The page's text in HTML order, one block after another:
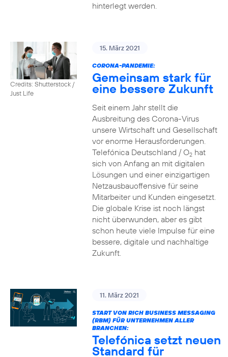
hinterlegt werden.
Credits: Shutterstock /
Just Life
15. März 2021
CORONA-PANDEMIE:
Gemeinsam stark für
eine bessere Zukunft
Seit einem Jahr stellt die
Ausbreitung des Corona-Virus
unsere Wirtschaft und Gesellschaft
vor enorme Herausforderungen.
Telefónica Deutschland / O2hat
sich von Anfang an mit digitalen
Lösungen und einer einzigartigen
Netzausbauoffensive für seine
Mitarbeiter und Kunden eingesetzt.
Die globale Krise ist noch längst
nicht überwunden, aber es gibt
schon heute viele Impulse für eine
bessere, digitale und nachhaltige
Zukunft.
11. März 2021
START VON RICH BUSINESS MESSAGING
(RBM) FÜR UNTERNEHMEN ALLER
BRANCHEN:
Telefónica setzt neuen
Standard für